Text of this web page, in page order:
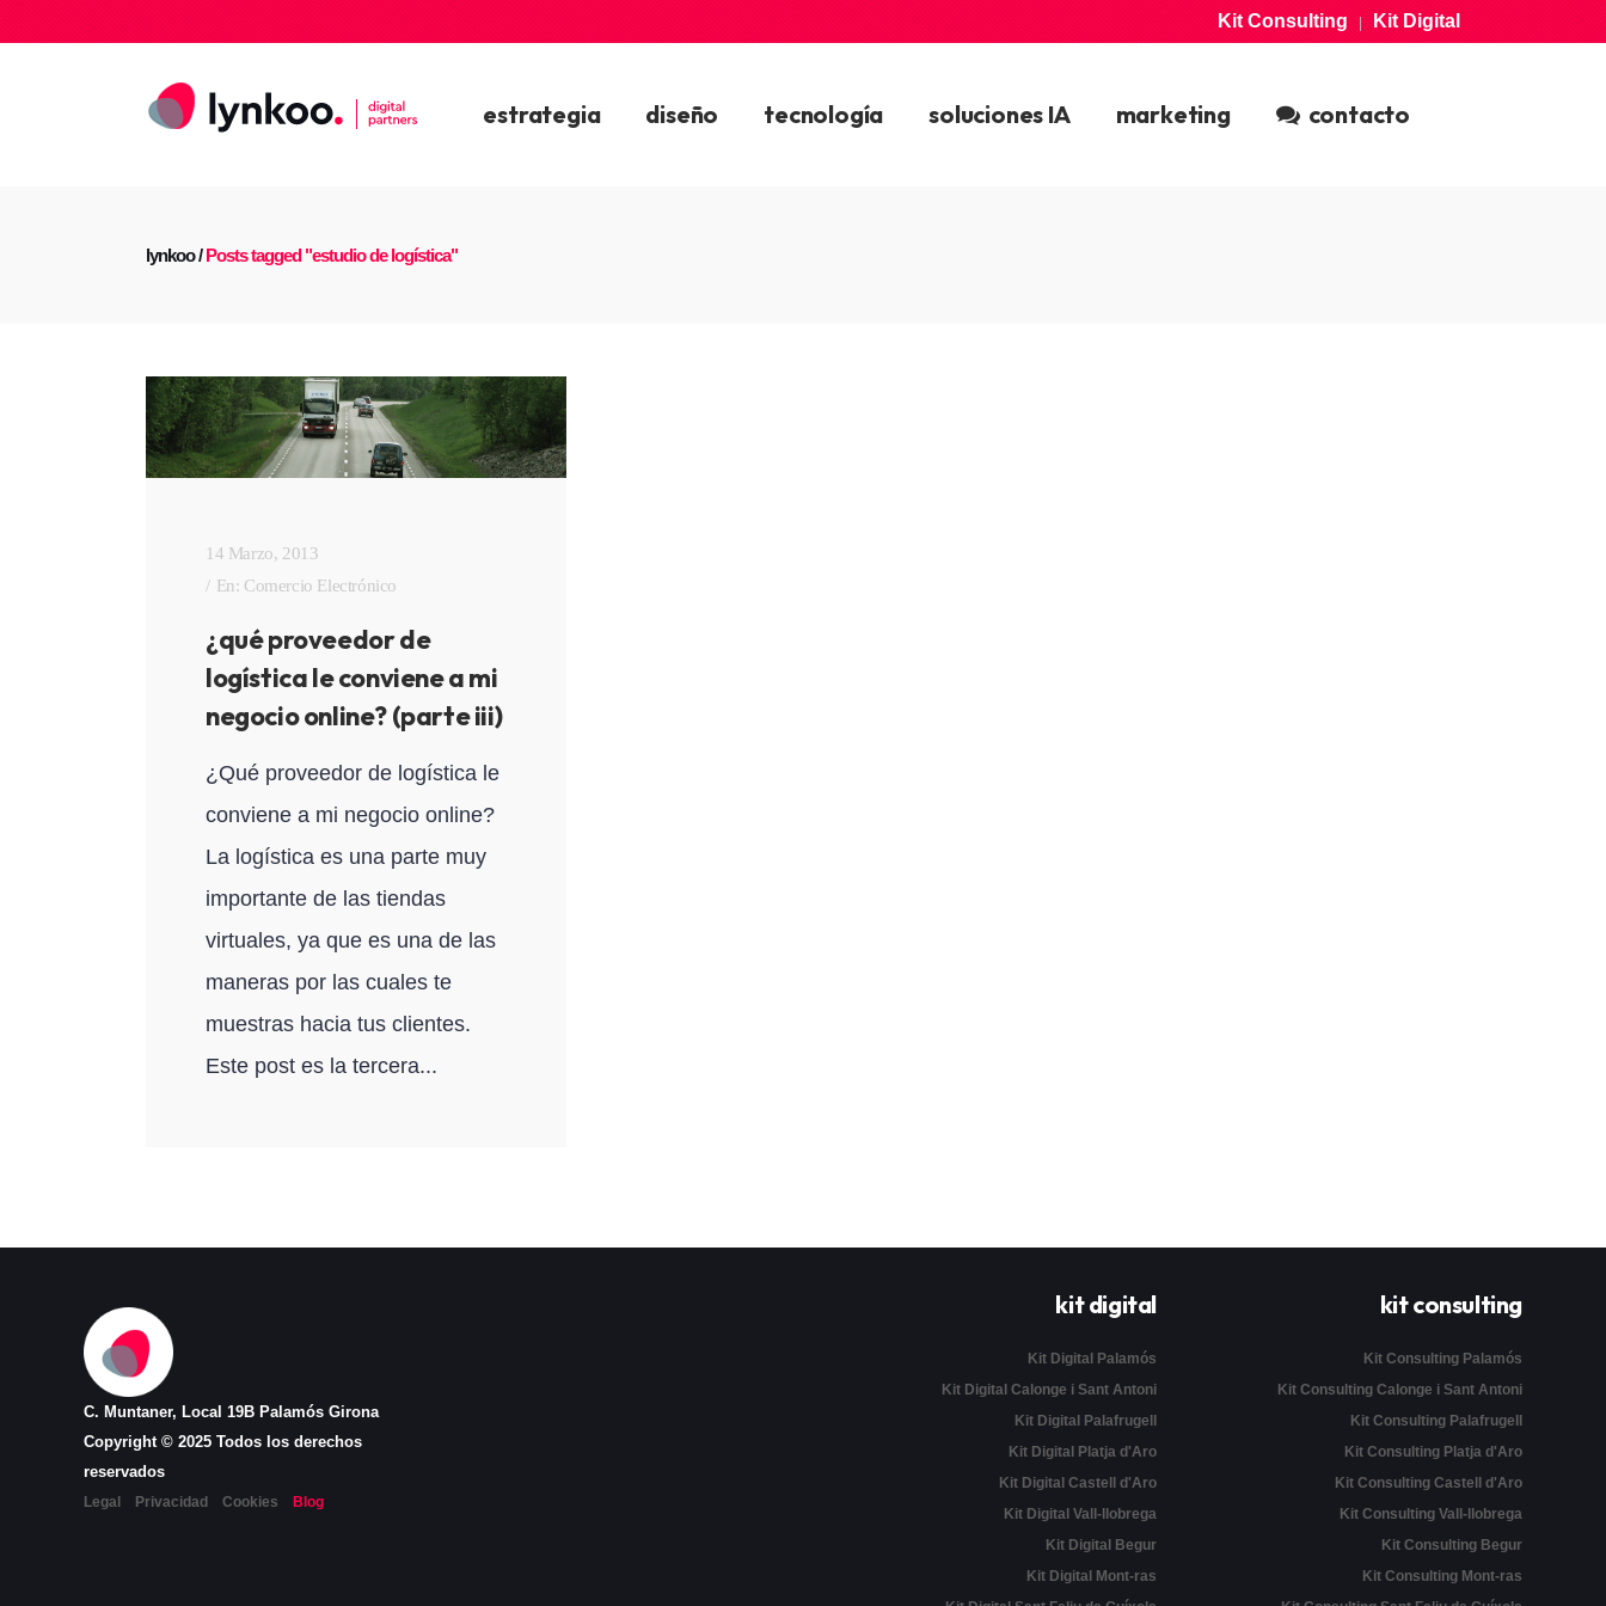
Kit Consulting|Kit Digital
estrategia diseño tecnología soluciones IA marketing contacto
lynkoo/Posts tagged "estudio de logística"
14 Marzo, 2013
En: Comercio Electrónico
¿qué proveedor de
logística le conviene a mi
negocio online? (parte iii)
¿Qué proveedor de logística le
conviene a mi negocio online?
La logística es una parte muy
importante de las tiendas
virtuales, ya que es una de las
maneras por las cuales te
muestras hacia tus clientes.
Este post es la tercera...
C. Muntaner, Local 19B Palamós Girona
Copyright © 2025 Todos los derechos
reservados
Legal Privacidad Cookies Blog
kit digital
Kit Digital Palamós
Kit Digital Calonge i Sant Antoni
Kit Digital Palafrugell
Kit Digital Platja d'Aro
Kit Digital Castell d'Aro
Kit Digital Vall-llobrega
Kit Digital Begur
Kit Digital Mont-ras
kit consulting
Kit Consulting Palamós
Kit Consulting Calonge i Sant Antoni
Kit Consulting Palafrugell
Kit Consulting Platja d'Aro
Kit Consulting Castell d'Aro
Kit Consulting Vall-llobrega
Kit Consulting Begur
Kit Consulting Mont-ras